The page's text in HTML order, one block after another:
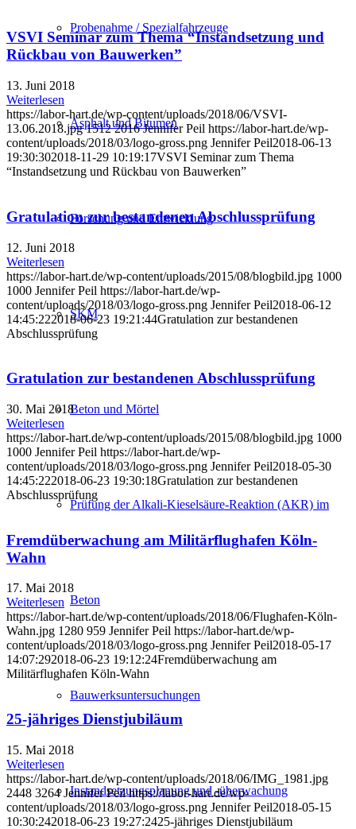
Probenahme / Spezialfahrzeuge
Asphalt und Bitumen
Forschung und Entwicklung
SKM
Beton und Mörtel
Prüfung der Alkali-Kieselsäure-Reaktion (AKR) im
Beton
Bauwerksuntersuchungen
Instandsetzungsplanung und -überwachung
VSVI Seminar zum Thema “Instandsetzung und
Rückbau von Bauwerken”
13. Juni 2018
Weiterlesen
https://labor-hart.de/wp-content/uploads/2018/06/VSVI-
13.06.2018.jpg 1512 2016 Jennifer Peil https://labor-hart.de/wp-
content/uploads/2018/03/logo-gross.png Jennifer Peil2018-06-13
19:30:302018-11-29 10:19:17VSVI Seminar zum Thema
“Instandsetzung und Rückbau von Bauwerken”
Gratulation zur bestandenen Abschlussprüfung
12. Juni 2018
Weiterlesen
https://labor-hart.de/wp-content/uploads/2015/08/blogbild.jpg 1000
1000 Jennifer Peil https://labor-hart.de/wp-
content/uploads/2018/03/logo-gross.png Jennifer Peil2018-06-12
14:45:222018-06-23 19:21:44Gratulation zur bestandenen
Abschlussprüfung
Gratulation zur bestandenen Abschlussprüfung
30. Mai 2018
Weiterlesen
https://labor-hart.de/wp-content/uploads/2015/08/blogbild.jpg 1000
1000 Jennifer Peil https://labor-hart.de/wp-
content/uploads/2018/03/logo-gross.png Jennifer Peil2018-05-30
14:45:222018-06-23 19:30:18Gratulation zur bestandenen
Abschlussprüfung
Fremdüberwachung am Militärflughafen Köln-
Wahn
17. Mai 2018
Weiterlesen
https://labor-hart.de/wp-content/uploads/2018/06/Flughafen-Köln-
Wahn.jpg 1280 959 Jennifer Peil https://labor-hart.de/wp-
content/uploads/2018/03/logo-gross.png Jennifer Peil2018-05-17
14:07:292018-06-23 19:12:24Fremdüberwachung am
Militärflughafen Köln-Wahn
25-jähriges Dienstjubiläum
15. Mai 2018
Weiterlesen
https://labor-hart.de/wp-content/uploads/2018/06/IMG_1981.jpg
2448 3264 Jennifer Peil https://labor-hart.de/wp-
content/uploads/2018/03/logo-gross.png Jennifer Peil2018-05-15
10:30:242018-06-23 19:27:2425-jähriges Dienstjubiläum